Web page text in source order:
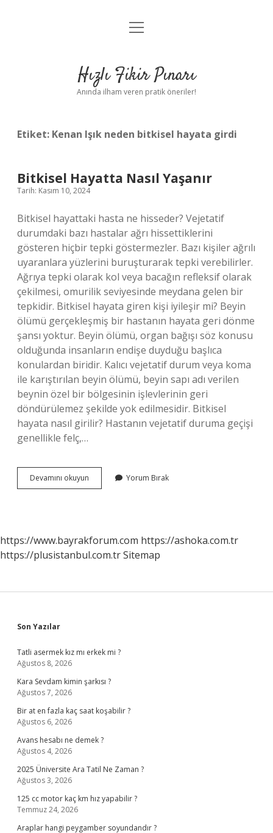
Anasayfa
Yasal Uyarı
menüyü
Hızlı Fikir Pınarı
Anında ilham veren pratik öneriler!
Etiket: Kenan Işık neden bitkisel hayata girdi
Bitkisel Hayatta Nasıl Yaşanır
Tarih: Kasım 10, 2024
Bitkisel hayattaki hasta ne hisseder? Vejetatif
durumdaki bazı hastalar ağrı hissettiklerini
gösteren hiçbir tepki göstermezler. Bazı kişiler ağrılı
uyaranlara yüzlerini buruşturarak tepki verebilirler.
Ağrıya tepki olarak kol veya bacağın refleksif olarak
çekilmesi, omurilik seviyesinde meydana gelen bir
tepkidir. Bitkisel hayata giren kişi iyileşir mi? Beyin
ölümü gerçekleşmiş bir hastanın hayata geri dönme
şansı yoktur. Beyin ölümü, organ bağışı söz konusu
olduğunda insanların endişe duyduğu başlıca
konulardan biridir. Kalıcı vejetatif durum veya koma
ile karıştırılan beyin ölümü, beyin sapı adı verilen
beynin özel bir bölgesinin işlevlerinin geri
döndürülemez şekilde yok edilmesidir. Bitkisel
hayata nasıl girilir? Hastanın vejetatif duruma geçişi
genellikle felç,…
Devamını okuyun
Hayatta
Yorum Bırak
https://www.bayrakforum.com https://ashoka.com.tr
https://plusistanbul.com.trSitemap
Sidebar
Son Yazılar
Tatli asermek kız mı erkek mi ?
Ağustos 8, 2026
Kara Sevdam kimin şarkısı ?
Ağustos 7, 2026
Bir at en fazla kaç saat koşabilir ?
Ağustos 6, 2026
Avans hesabı ne demek ?
Ağustos 4, 2026
2025 Üniversite Ara Tatil Ne Zaman ?
Ağustos 3, 2026
125 cc motor kaç km hız yapabilir ?
Temmuz 24, 2026
Araplar hangi peygamber soyundandır ?